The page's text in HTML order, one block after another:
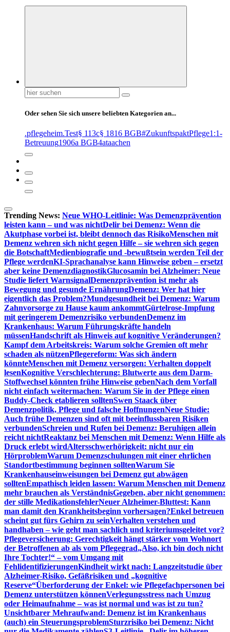
Suchen
nach:
Oder sehen Sie sich unsere beliebten Kategorien an...
.pflegeheim.Test§ 113c§ 1816 BGB#ZukunftspaktPflege1:1-
Betreuung1906a BGB4ataachen
Trending News: Neue WHO-Leitlinie: Was Demenzprävention
leisten kann – und was nichtDelir bei Demenz: Wenn die
Akutphase vorbei ist, bleibt dennoch das RisikoMenschen mit
Demenz wehren sich nicht gegen Hilfe – sie wehren sich gegen
die BotschaftMedienbiografie und -bewußtsein werden Teil der
Pflege werdenKI-Sprachanalyse kann Hinweise geben – ersetzt
aber keine DemenzdiagnostikGlucosamin bei Alzheimer: Neue
Studie liefert WarnsignalDemenzprävention ist mehr als
Bewegung und gesunde ErnährungDemenz: Wer hat hier
eigentlich das Problem?Mundgesundheit bei Demenz: Warum
Zahnvorsorge zu Hause kaum ankommtGürtelrose-Impfung
mit geringerem Demenzrisiko verbundenDemenz im
Krankenhaus: Warum Führungskräfte handeln
müssenHandschrift als Hinweis auf kognitive Veränderungen?
Kampf dem Arbeitskreis: Warum solche Gremien oft mehr
schaden als nützenPflegereform: Was sich ändern
könnteMenschen mit Demenz versorgen: Verhalten doppelt
lesenKognitive Verschlechterung: Blutwerte aus dem Darm-
Stoffwechsel könnten frühe Hinweise gebenNach dem Vorfall
nicht einfach weitermachen: Warum Sie in der Pflege einen
Buddy-Check etablieren solltenSwen Staack über
Demenzpolitik, Pflege und falsche HoffnungenNeue Studie:
Auch frühe Demenzen sind oft mit beeinflussbaren Risiken
verbundenSchreien und Rufen bei Demenz: Beruhigen allein
reicht nichtReaktanz bei Menschen mit Demenz: Wenn Hilfe als
Druck erlebt wirdAltersschwerhörigkeit: nicht nur ein
HörproblemWarum Demenzschulungen mit einer ehrlichen
Standortbestimmung beginnen solltenWarum Sie
Krankenhauseinweisungen bei Demenz gut abwägen
solltenEmpathisch leiden lassen: Warum Menschen mit Demenz
mehr brauchen als VerständnisGegeben, aber nicht genommen:
der stille MedikationsfehlerNeuer Alzheimer-Bluttest: Kann
man damit den Krankheitsbeginn vorhersagen?Enkel betreuen
scheint gut fürs Gehirn zu seinVerhalten verstehen und
handhaben – wie geht man sachlich und kriteriumsgeleitet vor?
Pflegeversicherung: Gerechtigkeit hängt stärker vom Wohnort
der Betroffenen ab als vom Pflegegrad„Also, ich bin doch nicht
Ihre Tochter!“ – vom Umgang mit
FehlidentifizierungenKindheit wirkt nach: Langzeitstudie über
Alzheimer-Risiko, Gefäßrisiken und „kognitive
Reserve“Überforderung der Enkel: wie Pflegefachpersonen bei
Demenz unterstützen könnenVerlegungsstress nach Umzug
oder Heimaufnahme – was ist normal und was ist zu tun?
Unsichtbarer Mehraufwand: Demenz ist im Krankenhaus
(auch) ein SteuerungsproblemSturzrisiko bei Demenz: Nicht